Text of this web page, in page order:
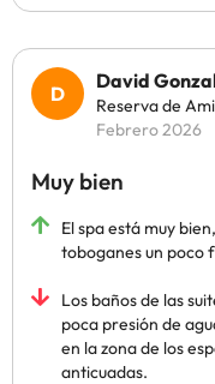
David
Reserva de
Febrero 2026
Muy bien
El spa está muy
toboganes un poco
Los baños de las
poca presión de
en la zona de los
anticuadas.